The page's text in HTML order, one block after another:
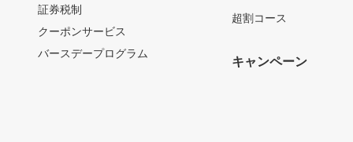
証券税制
クーポンサービス
バースデープログラム
超割コース
キャンペーン